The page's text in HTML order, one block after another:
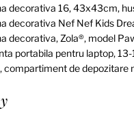
decorativa 16, 43x43cm,
decorativa Nef Nef Kids
decorativa, Zola®, model
portabila pentru laptop,
compartiment de depozitare